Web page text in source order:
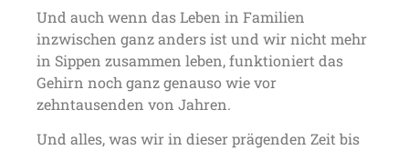
Und auch wenn das Leben in Familien
inzwischen ganz anders ist und wir nicht mehr
in Sippen zusammen leben, funktioniert das
Gehirn noch ganz genauso wie vor
zehntausenden von Jahren.
Und alles, was wir in dieser prägenden Zeit bis